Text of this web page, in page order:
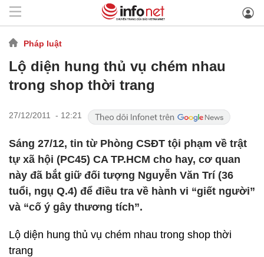
Pháp luật
Lộ diện hung thủ vụ chém nhau
trong shop thời trang
27/12/2011 - 12:21
Sáng 27/12, tin từ Phòng CSĐT tội phạm về trật
tự xã hội (PC45) CA TP.HCM cho hay, cơ quan
này đã bắt giữ đối tượng Nguyễn Văn Trí (36
tuổi, ngụ Q.4) để điều tra về hành vi “giết người”
và “cố ý gây thương tích”.
Lộ diện hung thủ vụ chém nhau trong shop thời
trang